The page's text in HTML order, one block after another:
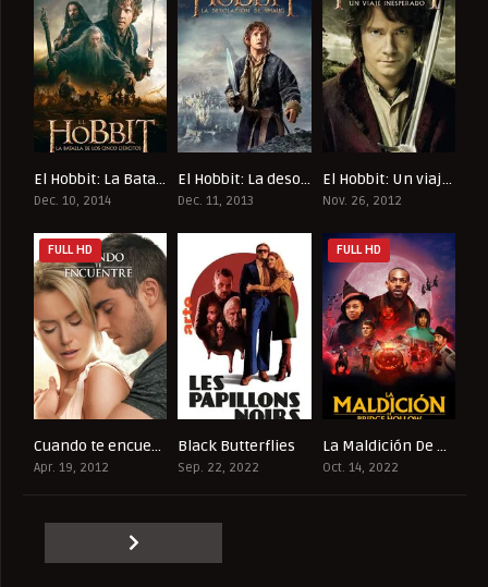
7.4El Hobbit: La Batalla De Los Cinco Ejércitos
Dec. 10, 2014
7.8El Hobbit: La desolación de Smaug
Dec. 11, 2013
7.8El Hobbit: Un viaje inesperado
Nov. 26, 2012
6.4
FULL HD
Cuando te encuentre
Apr. 19, 2012
Black Butterflies
Sep. 22, 2022
6.9
FULL HD
La Maldición De Bridge Hollow
Oct. 14, 2022